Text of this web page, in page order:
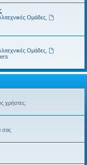
Ομάδες,
Ομάδες,
χρήστες.
σας